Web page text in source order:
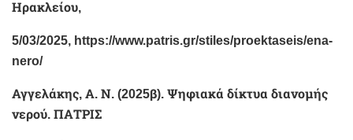
Ηρακλείου,
5/03/2025, https://www.patris.gr/stiles/proektaseis/ena-
nero/
Αγγελάκης, Α. Ν. (2025β). Ψηφιακά δίκτυα διανομής
νερού. ΠΑΤΡΙΣ